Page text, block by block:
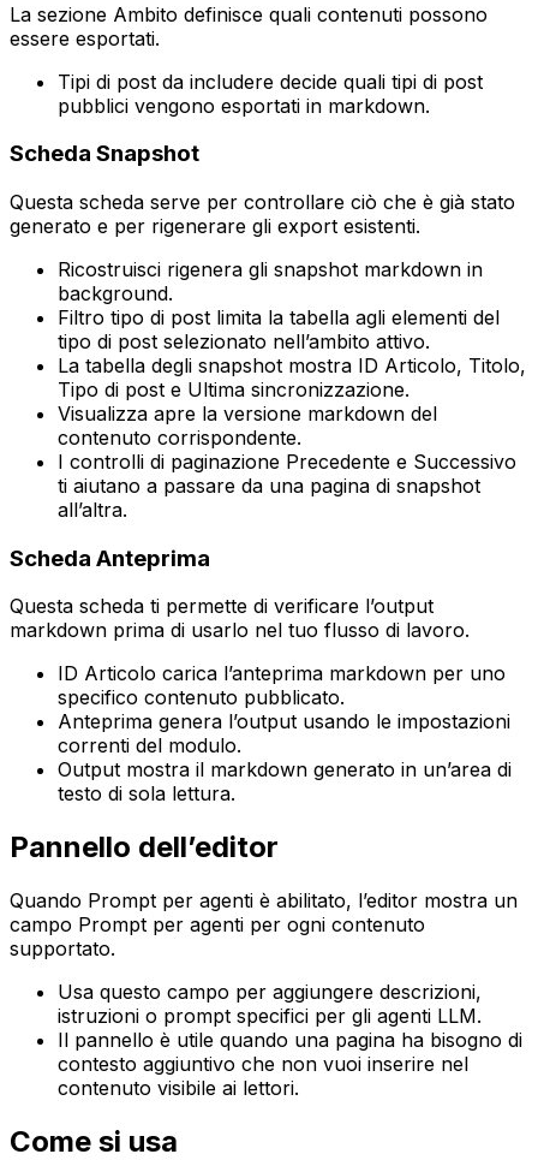
La sezione Ambito definisce quali contenuti possono
essere esportati.
Tipi di post da includere decide quali tipi di post
pubblici vengono esportati in markdown.
Scheda Snapshot
Questa scheda serve per controllare ciò che è già stato
generato e per rigenerare gli export esistenti.
Ricostruisci rigenera gli snapshot markdown in
background.
Filtro tipo di post limita la tabella agli elementi del
tipo di post selezionato nell’ambito attivo.
La tabella degli snapshot mostra ID Articolo, Titolo,
Tipo di post e Ultima sincronizzazione.
Visualizza apre la versione markdown del
contenuto corrispondente.
I controlli di paginazione Precedente e Successivo
ti aiutano a passare da una pagina di snapshot
all’altra.
Scheda Anteprima
Questa scheda ti permette di verificare l’output
markdown prima di usarlo nel tuo flusso di lavoro.
ID Articolo carica l’anteprima markdown per uno
specifico contenuto pubblicato.
Anteprima genera l’output usando le impostazioni
correnti del modulo.
Output mostra il markdown generato in un’area di
testo di sola lettura.
Pannello dell’editor
Quando Prompt per agenti è abilitato, l’editor mostra un
campo Prompt per agenti per ogni contenuto
supportato.
Usa questo campo per aggiungere descrizioni,
istruzioni o prompt specifici per gli agenti LLM.
Il pannello è utile quando una pagina ha bisogno di
contesto aggiuntivo che non vuoi inserire nel
contenuto visibile ai lettori.
Come si usa